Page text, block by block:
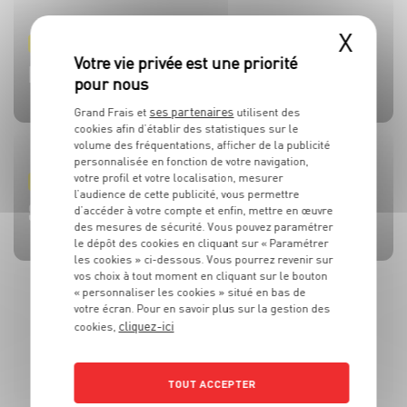
TOMATES
BRUSCHETTA FRAISES TOMATES MOZZA
ACTUALITE
L’HUILE QUI FAIT TOUTE LA DIFFÉRENCE !
BEAUFORT AOP
SALADE MOZZARELLA, PÊCHE ET AVOCAT
CÔTE DE BŒUF
CÔTE DE BOEUF AU ROQUEFORT
MOULES DE BOUCHOT AOP DE LA BAIE DU MONT-SAINT-
BROCHETTES DE SARDINES ET SAUCE À LA MENTHE
X
Grand Frais et ses partenaires utilisent des
cookies afin d’établir des statistiques sur le
volume des fréquentations, afficher de la publicité
personnalisée en fonction de votre navigation,
votre profil et votre localisation, mesurer
l’audience de cette publicité, vous permettre
d’accéder à votre compte et enfin, mettre en œuvre
des mesures de sécurité. Vous pouvez paramétrer
le dépôt des cookies en cliquant sur « Paramétrer
les cookies » ci-dessous. Vous pourrez revenir sur
vos choix à tout moment en cliquant sur le bouton
« personnaliser les cookies » situé en bas de
votre écran. Pour en savoir plus sur la gestion des
cookies, cliquez-ici
TOUT ACCEPTER